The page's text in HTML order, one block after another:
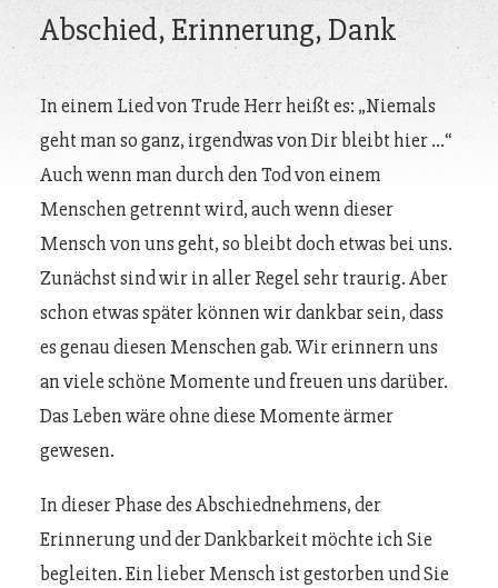
Abschied, Erinnerung, Dank
In einem Lied von Trude Herr heißt es: „Niemals
geht man so ganz, irgendwas von Dir bleibt hier …“
Auch wenn man durch den Tod von einem
Menschen getrennt wird, auch wenn dieser
Mensch von uns geht, so bleibt doch etwas bei uns.
Zunächst sind wir in aller Regel sehr traurig. Aber
schon etwas später können wir dankbar sein, dass
es genau diesen Menschen gab. Wir erinnern uns
an viele schöne Momente und freuen uns darüber.
Das Leben wäre ohne diese Momente ärmer
gewesen.
In dieser Phase des Abschiednehmens, der
Erinnerung und der Dankbarkeit möchte ich Sie
begleiten. Ein lieber Mensch ist gestorben und Sie